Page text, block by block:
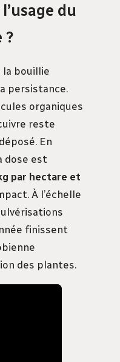
du
?
bouillie
persistance.
organiques
reste
En
dose est
par hectare et
À l’échelle
finissent
des plantes.